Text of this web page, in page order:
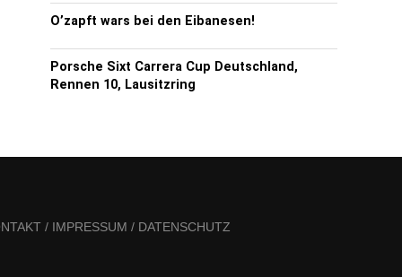
O’zapft wars bei den Eibanesen!
Porsche Sixt Carrera Cup Deutschland,
Rennen 10, Lausitzring
/ IMPRESSUM / DATENSCHUTZ